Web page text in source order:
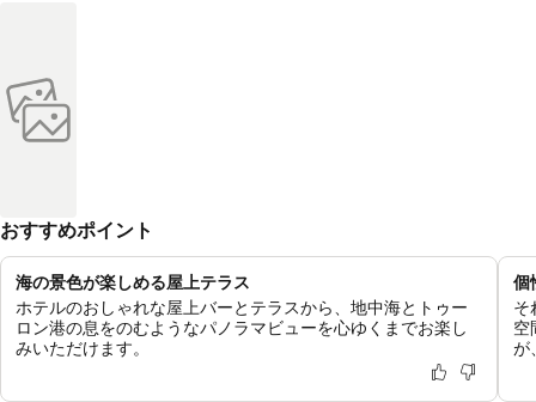
おすすめポイント
海の景色が楽しめる屋上テラス
ホテルのおしゃれな屋上バーとテラスから、地中海とトゥー
ロン港の息をのむようなパノラマビューを心ゆくまでお楽し
みいただけます。
個
そ
空
が